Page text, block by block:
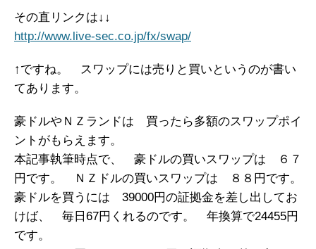
その直リンクは↓↓
http://www.live-sec.co.jp/fx/swap/
↑ですね。 スワップには売りと買いというのが書い
てあります。
豪ドルやＮＺランドは 買ったら多額のスワップポイ
ントがもらえます。
本記事執筆時点で、 豪ドルの買いスワップは ６７
円です。 ＮＺドルの買いスワップは ８８円です。
豪ドルを買うには 39000円の証拠金を差し出してお
けば、 毎日67円くれるのです。 年換算で24455円
です。